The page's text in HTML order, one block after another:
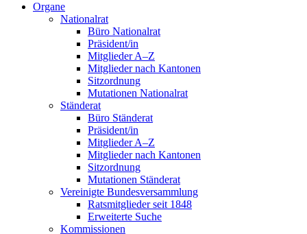
Organe
Nationalrat
Büro Nationalrat
Präsident/in
Mitglieder A–Z
Mitglieder nach Kantonen
Sitzordnung
Mutationen Nationalrat
Ständerat
Büro Ständerat
Präsident/in
Mitglieder A–Z
Mitglieder nach Kantonen
Sitzordnung
Mutationen Ständerat
Vereinigte Bundesversammlung
Ratsmitglieder seit 1848
Erweiterte Suche
Kommissionen